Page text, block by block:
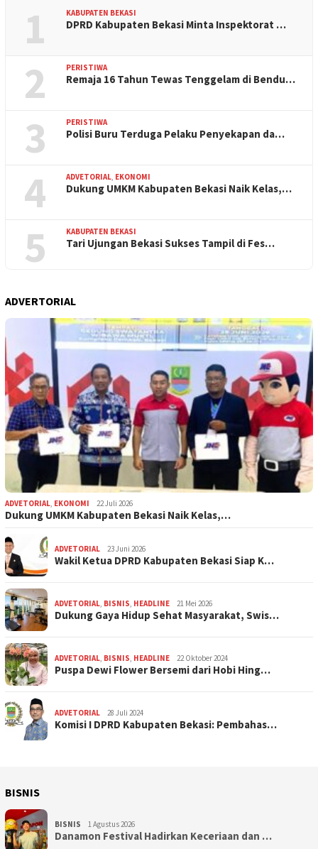
1 KABUPATEN BEKASI
DPRD Kabupaten Bekasi Minta Inspektorat …
2 PERISTIWA
Remaja 16 Tahun Tewas Tenggelam di Bendu…
3 PERISTIWA
Polisi Buru Terduga Pelaku Penyekapan da…
4 ADVETORIAL, EKONOMI
Dukung UMKM Kabupaten Bekasi Naik Kelas,…
5 KABUPATEN BEKASI
Tari Ujungan Bekasi Sukses Tampil di Fes…
ADVERTORIAL
ADVETORIAL EKONOMI 22 Juli 2026
Dukung UMKM Kabupaten Bekasi Naik Kelas,…
ADVETORIAL 23 Juni 2026
Wakil Ketua DPRD Kabupaten Bekasi Siap K…
ADVETORIAL BISNIS HEADLINE 21 Mei 2026
Dukung Gaya Hidup Sehat Masyarakat, Swis…
ADVETORIAL BISNIS HEADLINE 22 Oktober 2024
Puspa Dewi Flower Bersemi dari Hobi Hing…
ADVETORIAL 28 Juli 2024
Komisi I DPRD Kabupaten Bekasi: Pembahas…
BISNIS
BISNIS 1 Agustus 2026
Danamon Festival Hadirkan Keceriaan dan …